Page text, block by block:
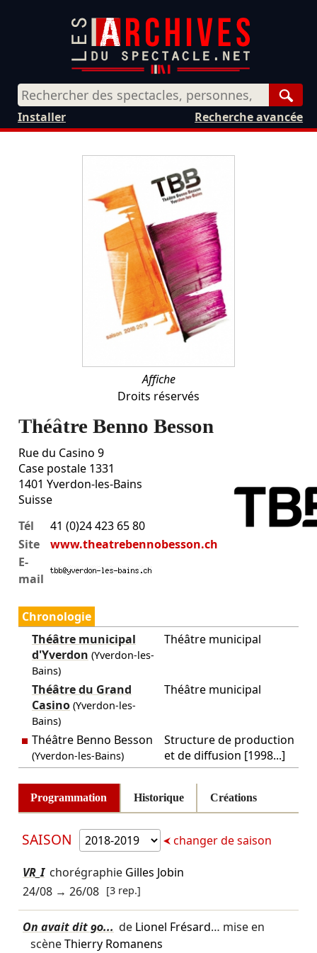
Recherche avancée
Installer
Affiche
Droits réservés
Théâtre Benno Besson
Rue du Casino 9
Case postale 1331
1401 Yverdon-les-Bains
Suisse
Tél
41 (0)24 423 65 80
Site
www.theatrebennobesson.ch
E-
mail
Chronologie
Théâtre municipal
d'Yverdon (Yverdon-les-
Bains)
Théâtre municipal
Théâtre du Grand
Casino(Yverdon-les-
Bains)
Théâtre municipal
Théâtre Benno Besson
(Yverdon-les-Bains)
Structure de production
et de diffusion [1998...]
Programmation Historique Créations
SAISON changer de saison
VR_I chorégraphie Gilles Jobin
24/08→ 26/08 [3 rep.]
On avait dit 90... de Lionel Frésard… mise en
scèneThierry Romanens